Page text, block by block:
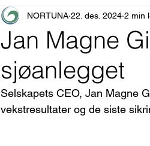
Jan Magne
sjøanlegget
NORTUNA 22. des. 2024 2 min
Selskapets CEO, Jan Magne
vekstresultater og de siste